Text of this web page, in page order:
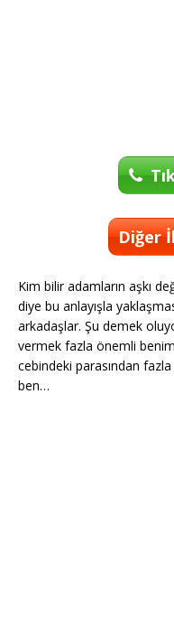
Diğer
Kim bilir adamların aşkı
diye bu anlayışla
arkadaşlar. Şu demek
vermek fazla önemli
cebindeki parasından
ben…